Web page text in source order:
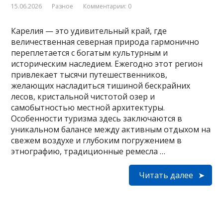
15.06.2026 Разное Комментарии: 0
Карелия — это удивительный край, где
величественная северная природа гармонично
переплетается с богатым культурным и
историческим наследием. Ежегодно этот регион
привлекает тысячи путешественников,
желающих насладиться тишиной бескрайних
лесов, кристальной чистотой озер и
самобытностью местной архитектуры.
Особенности туризма здесь заключаются в
уникальном балансе между активным отдыхом на
свежем воздухе и глубоким погружением в
этнографию, традиционные ремесла …
Читать далее